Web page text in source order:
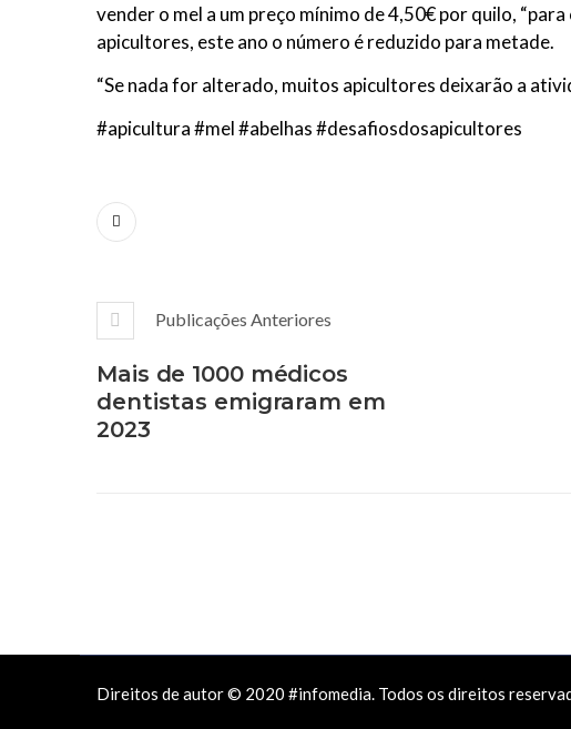
vender o mel a um preço mínimo de 4,50€ por quilo,
apicultores, este ano o número é reduzido para metade.
“Se nada for alterado, muitos apicultores deixarão a
#apicultura #mel #abelhas #desafiosdosapicultores
Publicações Anteriores
Mais de 1000 médicos
dentistas emigraram em
2023
Direitos de autor © 2020 #infomedia. Todos os direitos